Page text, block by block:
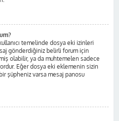
temelinde dosya eki izinleri
gönderdiğiniz belirli forum için
olabilir, ya da muhtemelen sadece
Eğer dosya eki eklemenin sizin
şüpheniz varsa mesaj panosu